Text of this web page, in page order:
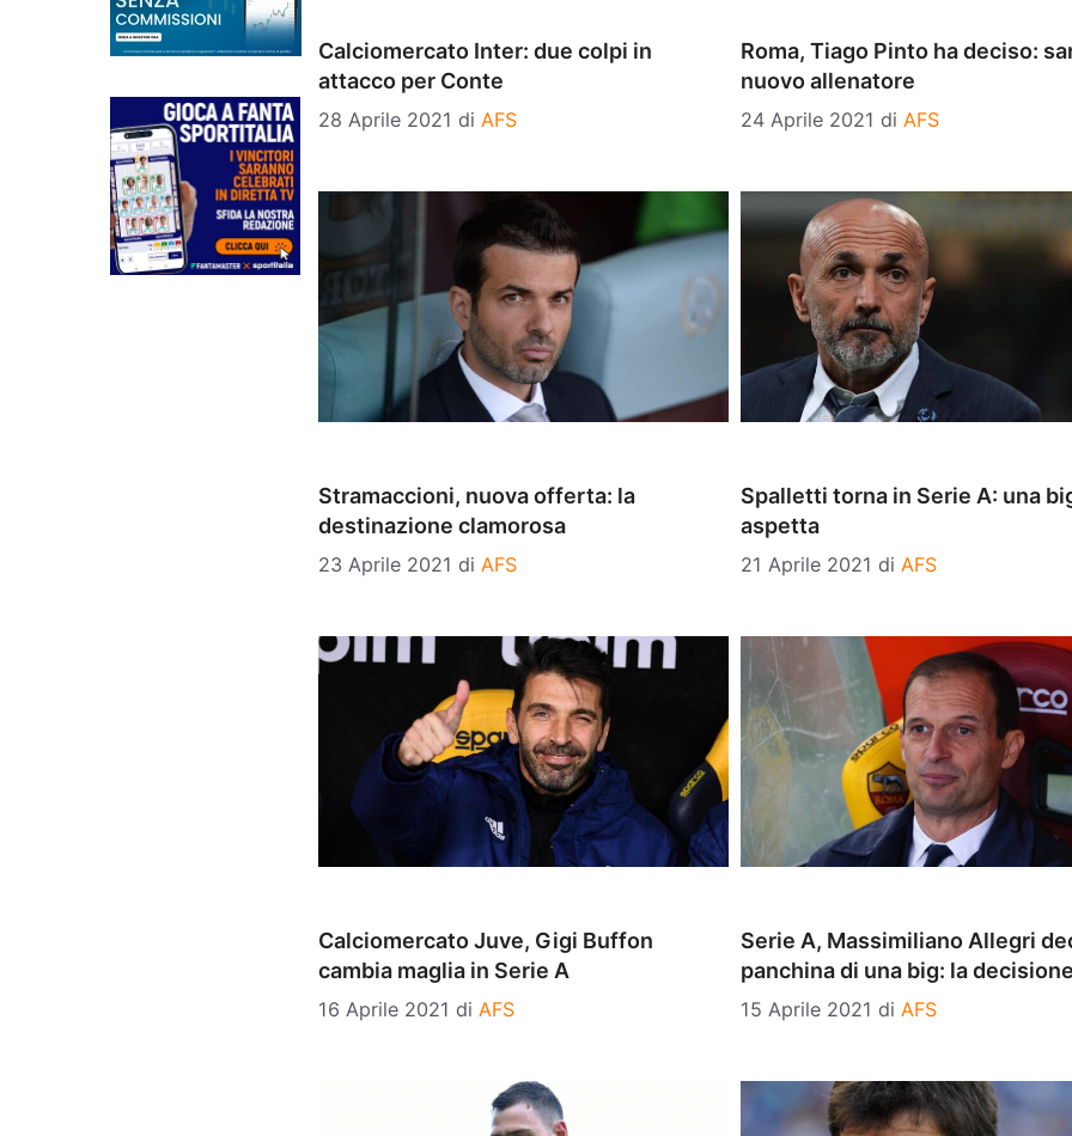
Calciomercato Inter: due colpi in
attacco per Conte
28 Aprile 2021 di AFS
Roma, Tiago Pinto ha deciso:
nuovo allenatore
24 Aprile 2021 di AFS
Stramaccioni, nuova offerta: la
destinazione clamorosa
23 Aprile 2021 di AFS
Spalletti torna in Serie A: una
aspetta
21 Aprile 2021 di AFS
Calciomercato Juve, Gigi Buffon
cambia maglia in Serie A
16 Aprile 2021 di AFS
Serie A, Massimiliano Allegri
panchina di una big: la
15 Aprile 2021 di AFS